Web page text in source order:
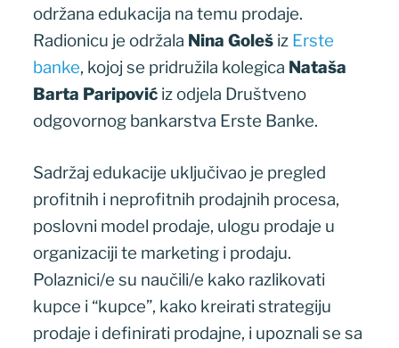
održana edukacija na temu prodaje.
Radionicu je održala Nina Goleš iz Erste
banke, kojoj se pridružila kolegica Nataša
Barta Paripović iz odjela Društveno
odgovornog bankarstva Erste Banke.
Sadržaj edukacije uključivao je pregled
profitnih i neprofitnih prodajnih procesa,
poslovni model prodaje, ulogu prodaje u
organizaciji te marketing i prodaju.
Polaznici/e su naučili/e kako razlikovati
kupce i “kupce”, kako kreirati strategiju
prodaje i definirati prodajne, i upoznali se sa